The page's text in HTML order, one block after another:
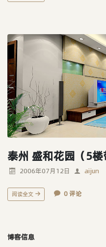
泰州 盛和花园（5
2006年07月12日 aijun
阅读全文 0 评论
博客信息